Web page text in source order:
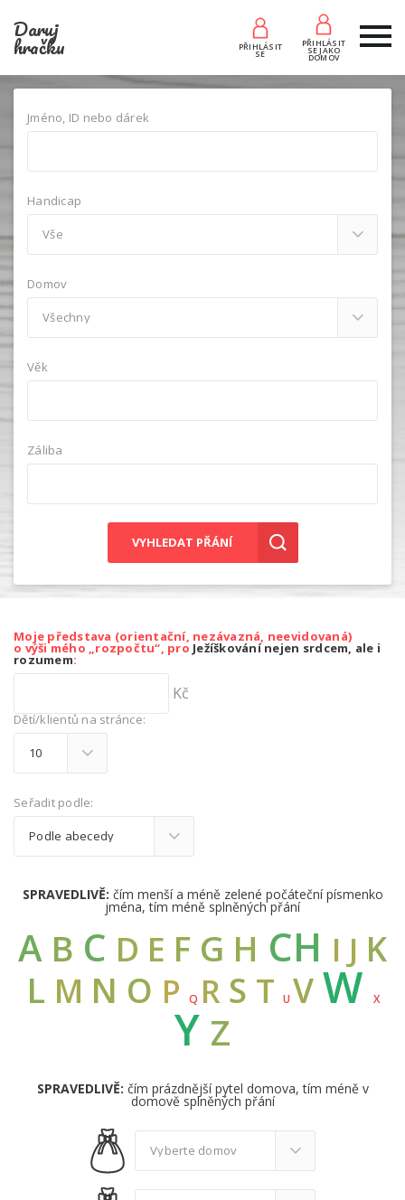
Daruj
hračku PŘIHLÁSIT
SE
PŘIHLÁSIT
SE JAKO
DOMOV
Jméno, ID nebo dárek
Handicap
Domov
Věk
Záliba
VYHLEDAT PŘÁNÍ
Moje představa (orientační, nezávazná, neevidovaná)
o výši mého „rozpočtu“, pro Ježíškování nejen srdcem, ale i
rozumem:
Kč
Dětí/klientů na stránce:
Seřadit podle:
SPRAVEDLIVĚ: čím menší a méně zelené počáteční písmenko
jména, tím méně splněných přání
A B C D E F G H CH I J K
L M N O P Q R S T U VW X
Y Z
SPRAVEDLIVĚ: čím prázdnější pytel domova, tím méně v
domově splněných přání